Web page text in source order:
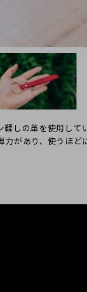
しの革を使用して
があり、使うほど